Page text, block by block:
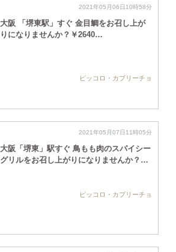
2021年05月06日10時58分
大阪 「堺東駅」すぐ 金目鯛をお召し上が
りになりませんか？￥2640…
ピッコロ・カプリーチョ
2021年05月07日11時05分
大阪「堺東」駅すぐ 鳥もも肉のスパイシー
グリルをお召し上がりになりませんか？…
ピッコロ・カプリーチョ